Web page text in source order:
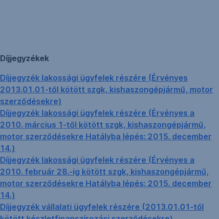
Díjjegyzékek
Díjjegyzék lakossági ügyfelek részére (Érvényes
2013.01.01-től kötött szgk, kishaszongépjármű, motor
szerződésekre)
Díjjegyzék lakossági ügyfelek részére (Érvényes a
2010. március 1-től kötött szgk, kishaszongépjármű,
motor szerződésekre Hatályba lépés: 2015. december
14.)
Díjjegyzék lakossági ügyfelek részére (Érvényes a
2010. február 28.-ig kötött szgk, kishaszongépjármű,
motor szerződésekre Hatályba lépés: 2015. december
14.)
Díjjegyzék vállalati ügyfelek részére (2013.01.01-től